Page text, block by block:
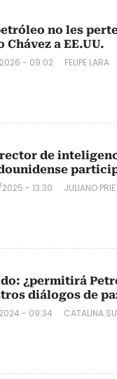
no les
Chávez a EE.UU.
- 09:02 FELIPE LARA
de
- 13:30 JULIANO
¿permitirá
diálogos de
- 09:34 CATALINA